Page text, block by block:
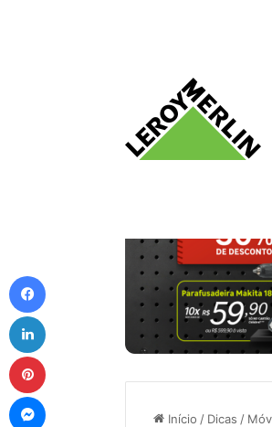
Início / Dicas /